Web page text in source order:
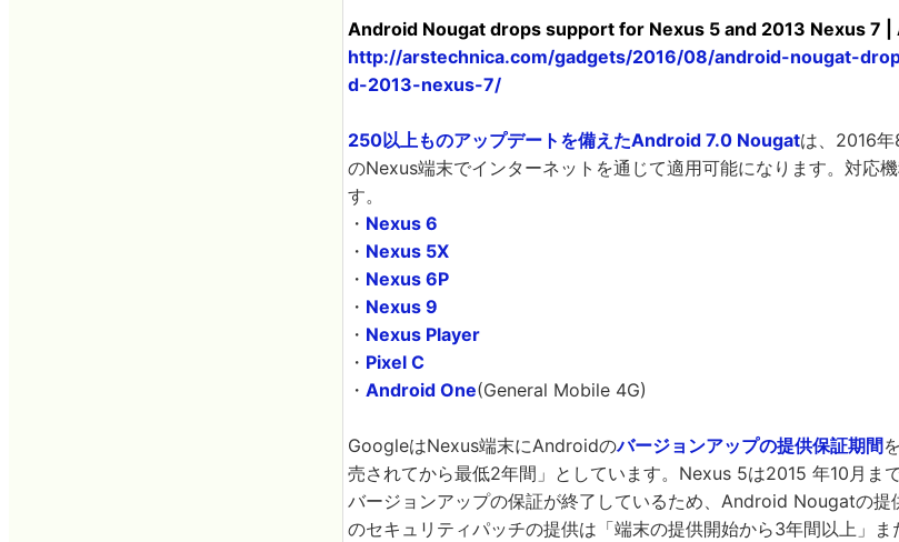
Android Nougat drops support for Nexus 5 and 2013 Nexus 7 |
http://arstechnica.com/gadgets/2016/08/android-nougat-
d-2013-nexus-7/
250以上ものアップデートを備えたAndroid 7.0 Nougatは、2016
のNexus端末でインターネットを通じて適用可能になります。対応
す。
・ Nexus 6
・ Nexus 5X
・ Nexus 6P
・ Nexus 9
・ Nexus Player
・ Pixel C
・ Android One(General Mobile 4G)
GoogleはNexus端末にAndroidのバージョンアップの提供保証期間
売されてから最低2年間」としています。Nexus 5は2015 年10月ま
バージョンアップの保証が終了しているため、Android Nougatの提
のセキュリティパッチの提供は「端末の提供開始から3年間以上」